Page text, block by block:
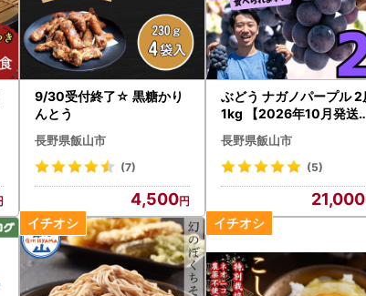
9/30受付終了☆ 黒糖かり
んとう
長野県飯山市
(7)
4,500
ぶどう ナガノパープル 2
1kg 【2026年10月発送
ブドウ Bv-001
長野県飯山市
(5)
21,000